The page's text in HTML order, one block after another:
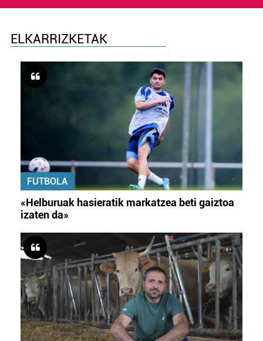
ELKARRIZKETAK
FUTBOLA
«Helburuak hasieratik markatzea beti gaiztoa
izaten da»